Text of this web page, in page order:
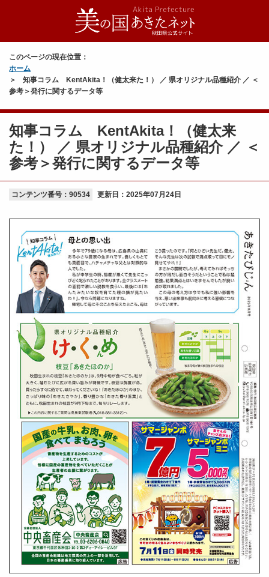
このページの現在位置：
ホーム
知事コラム KentAkita！（健太来た！） ／ 県オリジナル品種紹介 ／ ＜
参考＞発行に関するデータ等
知事コラム KentAkita！（健太来
た！） ／ 県オリジナル品種紹介 ／ ＜
参考＞発行に関するデータ等
コンテンツ番号：90534 更新日： 2025年07月24日